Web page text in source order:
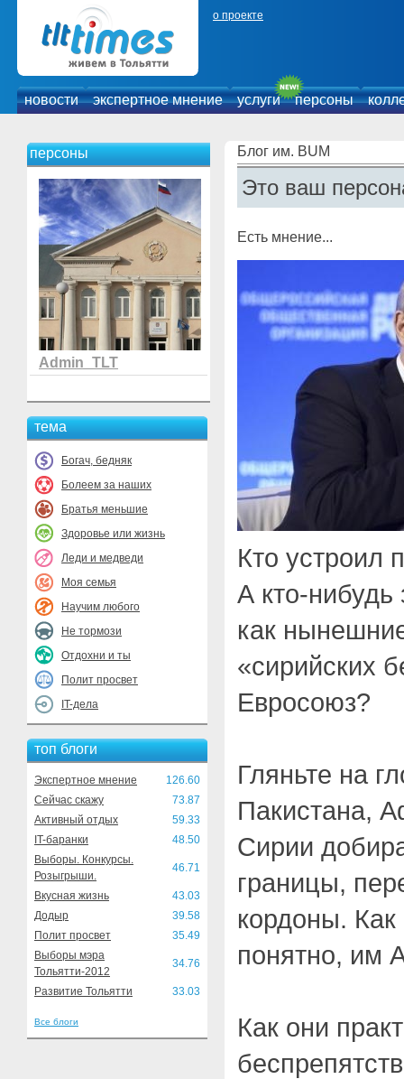
о проекте
новости экспертное мнение услуги персоны
персоны
Admin_TLT
тема
Богач, бедняк
Болеем за наших
Братья меньшие
Здоровье или жизнь
Леди и медведи
Моя семья
Научим любого
Не тормози
Отдохни и ты
Полит просвет
IT-дела
топ блоги
Экспертное мнение
126.60
Сейчас скажу
73.87
Активный отдых
59.33
IT-баранки
48.50
Выборы. Конкурсы.
Розыгрыши.
46.71
Вкусная жизнь
43.03
Додыр
39.58
Полит просвет
35.49
Выборы мэра
Тольятти-2012
34.76
Развитие Тольятти 33.03
Все блоги
Блог им. BUM
Это ваш
Есть мнение...
Кто устроил
А кто-нибудь
как
«сирийских
Евросоюз?
Гляньте на
Пакистана,
Сирии
границы,
кордоны.
понятно, им
Как они